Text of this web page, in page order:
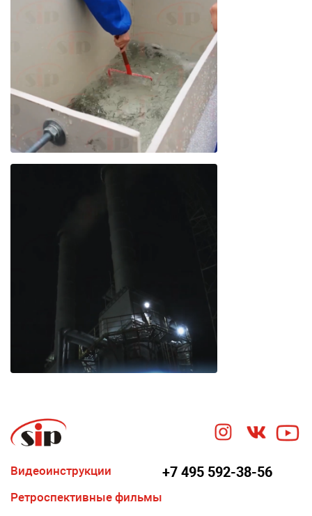
Видеоинструкции
Ретроспективные фильмы
+7 495 592-38-56